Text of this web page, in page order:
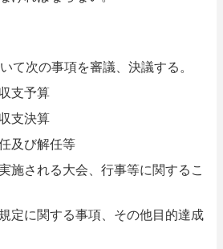
次の事項を審議、決議する。
支予算
支決算
及び解任等
施される大会、行事等に関するこ
定に関する事項、その他目的達成